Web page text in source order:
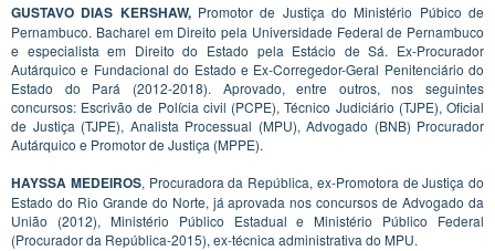
GUSTAVO DIAS KERSHAW, Promotor de Justiça do Ministério Púbico de
Pernambuco. Bacharel em Direito pela Universidade Federal de Pernambuco
e especialista em Direito do Estado pela Estácio de Sá. Ex-Procurador
Autárquico e Fundacional do Estado e Ex-Corregedor-Geral Penitenciário do
Estado do Pará (2012-2018). Aprovado, entre outros, nos seguintes
concursos: Escrivão de Polícia civil (PCPE), Técnico Judiciário (TJPE), Oficial
de Justiça (TJPE), Analista Processual (MPU), Advogado (BNB) Procurador
Autárquico e Promotor de Justiça (MPPE).
HAYSSA MEDEIROS, Procuradora da República, ex-Promotora de Justiça do
Estado do Rio Grande do Norte, já aprovada nos concursos de Advogado da
União (2012), Ministério Público Estadual e Ministério Público Federal
(Procurador da República-2015), ex-técnica administrativa do MPU.